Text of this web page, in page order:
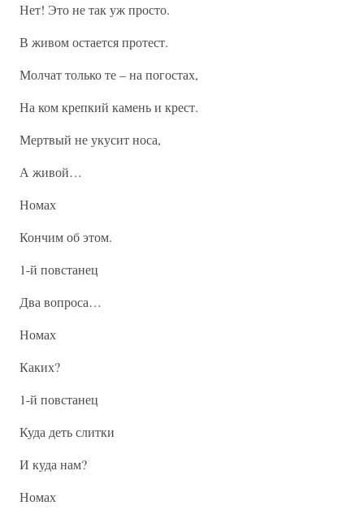
Нет! Это не так уж просто.
В живом остается протест.
Молчат только те – на погостах,
На ком крепкий камень и крест.
Мертвый не укусит носа,
А живой…
Номах
Кончим об этом.
1-й повстанец
Два вопроса…
Номах
Каких?
1-й повстанец
Куда деть слитки
И куда нам?
Номах